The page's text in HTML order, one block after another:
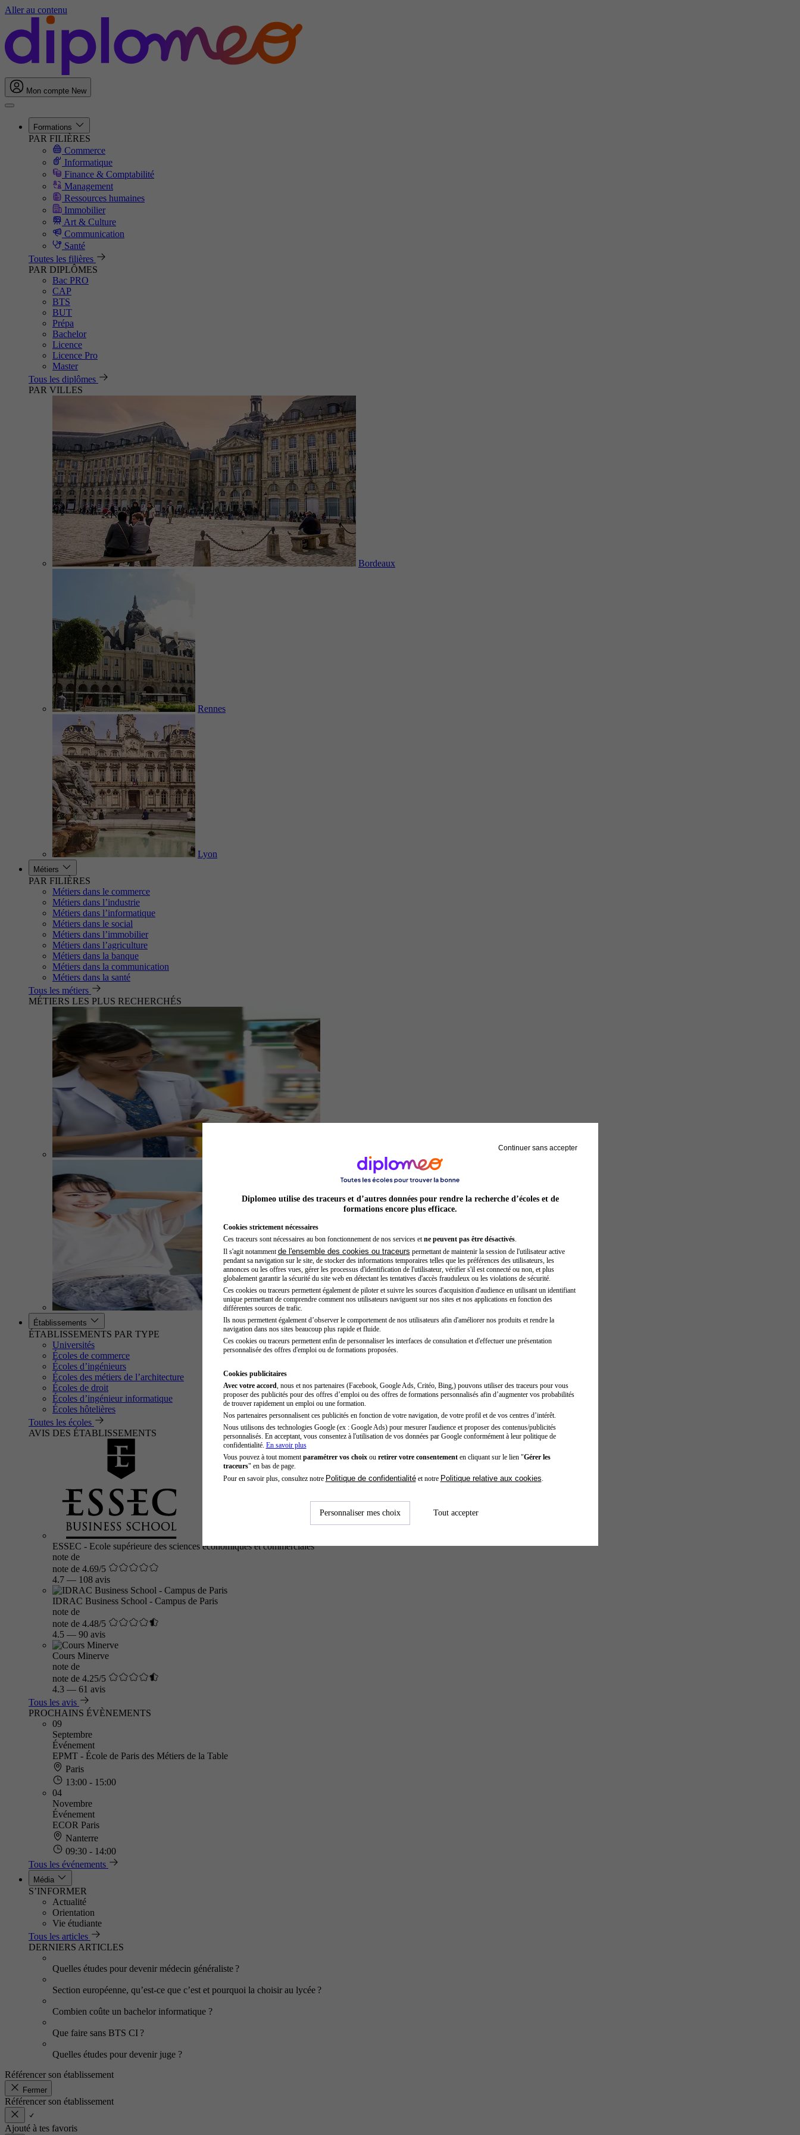
Aller au contenu
Mon compte New
Formations
PAR FILIÈRES
Commerce
Informatique
Finance & Comptabilité
Management
Ressources humaines
Immobilier
Art & Culture
Communication
Santé
Toutes les filières
PAR DIPLÔMES
Bac PRO
CAP
BTS
BUT
Prépa
Bachelor
Licence
Licence Pro
Master
Tous les diplômes
PAR VILLES
Bordeaux
Rennes
Lyon
Métiers
PAR FILIÈRES
Métiers dans le commerce
Métiers dans l’industrie
Métiers dans l’informatique
Métiers dans le social
Métiers dans l’immobilier
Métiers dans l’agriculture
Métiers dans la banque
Métiers dans la communication
Métiers dans la santé
Tous les métiers
MÉTIERS LES PLUS RECHERCHÉS
Préparateur en pharmacie
Établissements
ÉTABLISSEMENTS PAR TYPE
Universités
Écoles de commerce
Écoles d’ingénieurs
Écoles des métiers de l’architecture
Écoles de droit
Écoles d’ingénieur informatique
Écoles hôtelières
Toutes les écoles
AVIS DES ÉTABLISSEMENTS
ESSEC - Ecole supérieure des sciences économiques et commerciales
note de
note de 4.69/5
4.7 — 108 avis
IDRAC Business School - Campus de Paris
note de
note de 4.48/5
4.5 — 90 avis
Cours Minerve
note de
note de 4.25/5
4.3 — 61 avis
Tous les avis
PROCHAINS ÉVÈNEMENTS
09
Septembre
Événement
EPMT - École de Paris des Métiers de la Table
Paris
13:00 - 15:00
04
Novembre
Événement
ECOR Paris
Nanterre
09:30 - 14:00
Tous les événements
Média
S’INFORMER
Actualité
Orientation
Vie étudiante
Tous les articles
DERNIERS ARTICLES
Quelles études pour devenir médecin généraliste ?
Section européenne, qu’est-ce que c’est et pourquoi la choisir au lycée ?
Combien coûte un bachelor informatique ?
Que faire sans BTS CI ?
Quelles études pour devenir juge ?
Référencer son établissement
Fermer
Référencer son établissement
Ajouté à tes favoris
Continuer sans accepter
Diplomeo utilise des traceurs et d’autres données pour rendre la recherche d’écoles et de
formations encore plus efficace.
Cookies strictement nécessaires
Ces traceurs sont nécessaires au bon fonctionnement de nos services et ne peuvent pas être désactivés.
Il s'agit notamment de l'ensemble des cookies ou traceurs permettant de maintenir la session de l'utilisateur active
pendant sa navigation sur le site, de stocker des informations temporaires telles que les préférences des utilisateurs, les
annonces ou les offres vues, gérer les processus d'identification de l'utilisateur, vérifier s'il est connecté ou non, et plus
globalement garantir la sécurité du site web en détectant les tentatives d'accès frauduleux ou les violations de sécurité.
Ces cookies ou traceurs permettent également de piloter et suivre les sources d'acquisition d'audience en utilisant un identifiant
unique permettant de comprendre comment nos utilisateurs naviguent sur nos sites et nos applications en fonction des
différentes sources de trafic.
Ils nous permettent également d’observer le comportement de nos utilisateurs afin d'améliorer nos produits et rendre la
navigation dans nos sites beaucoup plus rapide et fluide.
Ces cookies ou traceurs permettent enfin de personnaliser les interfaces de consultation et d'effectuer une présentation
personnalisée des offres d'emploi ou de formations proposées.
Cookies publicitaires
Avec votre accord , nous et nos partenaires (Facebook, Google Ads, Critéo, Bing,) pouvons utiliser des traceurs pour vous
proposer des publicités pour des offres d’emploi ou des offres de formations personnalisés afin d’augmenter vos probabilités
de trouver rapidement un emploi ou une formation.
Nos partenaires personnalisent ces publicités en fonction de votre navigation, de votre profil et de vos centres d’intérêt.
Nous utilisons des technologies Google (ex : Google Ads) pour mesurer l'audience et proposer des contenus/publicités
personnalisés. En acceptant, vous consentez à l'utilisation de vos données par Google conformément à leur politique de
confidentialité. En savoir plus
Vous pouvez à tout moment paramétrer vos choixou retirer votre consentementen cliquant sur le lien "Gérer les
traceurs" en bas de page.
Pour en savoir plus, consultez notre Politique de confidentialitéet notre Politique relative aux cookies
Personnaliser mes choix Tout accepter